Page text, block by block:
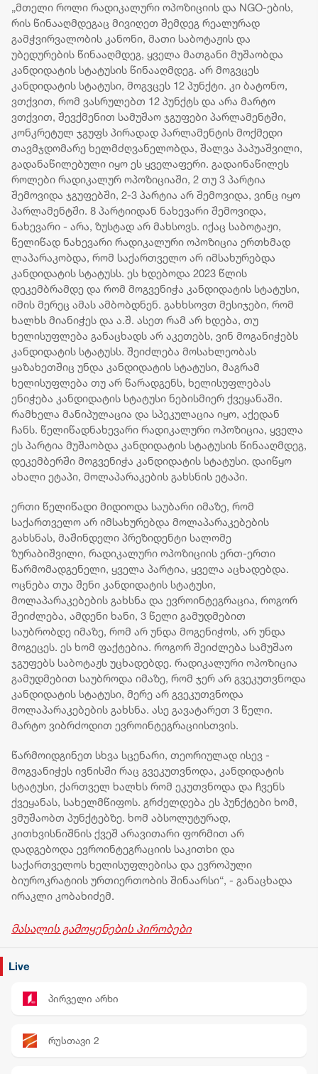
„მთელი როლი რადიკალური ოპოზიციის და NGO-ების,
რის წინააღმდეგაც მივიღეთ შემდეგ რეალურად
გამჭვირვალობის კანონი, მათი საბოტაჟის და
უბედურების წინააღმდეგ, ყველა მათგანი მუშაობდა
კანდიდატის სტატუსის წინააღმდეგ. არ მოგვცეს
კანდიდატის სტატუსი, მოგვცეს 12 პუნქტი. კი ბატონო,
ვთქვით, რომ ვასრულებთ 12 პუნქტს და არა მარტო
ვთქვით, შევქმენით სამუშაო ჯგუფები პარლამენტში,
კონკრეტულ ჯგუფს პირადად პარლამენტის მოქმედი
თავმჯდომარე ხელმძღვანელობდა, შალვა პაპუაშვილი,
გადანაწილებული იყო ეს ყველაფერი. გადაინაწილეს
როლები რადიკალურ ოპოზიციაში, 2 თუ 3 პარტია
შემოვიდა ჯგუფებში, 2-3 პარტია არ შემოვიდა, ვინც იყო
პარლამენტში. 8 პარტიიდან ნახევარი შემოვიდა,
ნახევარი - არა, ზუსტად არ მახსოვს. იქაც საბოტაჟი,
წელიწად ნახევარი რადიკალური ოპოზიცია ერთხმად
ლაპარაკობდა, რომ საქართველო არ იმსახურებდა
კანდიდატის სტატუსს. ეს ხდებოდა 2023 წლის
დეკემბრამდე და რომ მოგვენიჭა კანდიდატის სტატუსი,
იმის მერეც ამას ამბობდნენ. გახხსოვთ მესიჯები, რომ
ხალხს მიანიჭეს და ა.შ. ასეთ რამ არ ხდება, თუ
ხელისუფლება განაცხადს არ აკეთებს, ვინ მოგანიჭებს
კანდიდატის სტატუსს. შეიძლება მოსახლეობას
ყაზახეთშიც უნდა კანდიდატის სტატუსი, მაგრამ
ხელისუფლება თუ არ წარადგენს, ხელისუფლებას
ენიჭება კანდიდატის სტატუსი ნებისმიერ ქვეყანაში.
რამხელა მანიპულაცია და სპეკულაცია იყო, აქედან
ჩანს. წელიწადნახევარი რადიკალური ოპოზიცია, ყველა
ეს პარტია მუშაობდა კანდიდატის სტატუსის წინააღმდეგ,
დეკემბერში მოგვენიჭა კანდიდატის სტატუსი. დაიწყო
ახალი ეტაპი, მოლაპარაკების გახსნის ეტაპი.
ერთი წელიწადი მიდიოდა საუბარი იმაზე, რომ
საქართველო არ იმსახურებდა მოლაპარაკებების
გახსნას, მაშინდელი პრეზიდენტი სალომე
ზურაბიშვილი, რადიკალური ოპოზიციის ერთ-ერთი
წარმომადგენელი, ყველა პარტია, ყველა აცხადებდა.
ოცნება თუა შენი კანდიდატის სტატუსი,
მოლაპარაკებების გახსნა და ევროინტეგრაცია, როგორ
შეიძლება, ამდენი ხანი, 3 წელი გამუდმებით
საუბრობდე იმაზე, რომ არ უნდა მოგენიჭოს, არ უნდა
მოგეცეს. ეს ხომ ფაქტებია. როგორ შეიძლება სამუშაო
ჯგუფებს საბოტაჟს უცხადებდე. რადიკალური ოპოზიცია
გამუდმებით საუბროდა იმაზე, რომ ჯერ არ გვეკუთვნოდა
კანდიდატის სტატუსი, მერე არ გვეკუთვნოდა
მოლაპარაკებების გახსნა. ასე გავატარეთ 3 წელი.
მარტო ვიბრძოდით ევროინტეგრაციისთვის.
წარმოიდგინეთ სხვა სცენარი, თეორიულად ისევ -
მოგვანიჭეს ივნისში რაც გვეკუთვნოდა, კანდიდატის
სტატუსი, ქართველ ხალხს რომ ეკუთვნოდა და ჩვენს
ქვეყანას, სახელმწიფოს. გრძელდება ეს პუნქტები ხომ,
ვმუშაობთ პუნქტებზე. ხომ აბსოლუტურად,
კითხვისნიშნის ქვეშ არავითარი ფორმით არ
დადგებოდა ევროინტეგრაციის საკითხი და
საქართველოს ხელისუფლებისა და ევროპული
ბიუროკრატიის ურთიერთობის შინაარსი“, - განაცხადა
ირაკლი კობახიძემ.
მასალის გამოყენების პირობები
Live
პირველი არხი
რუსთავი 2